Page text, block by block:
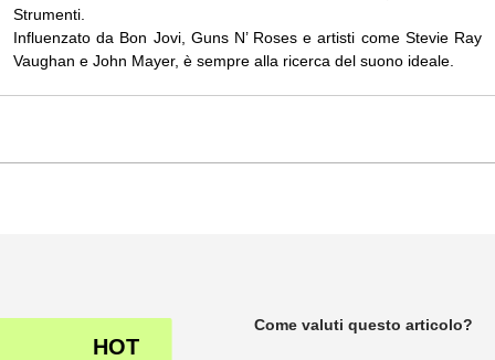
Strumenti.
Influenzato da Bon Jovi, Guns N’ Roses e artisti come Stevie Ray
Vaughan e John Mayer, è sempre alla ricerca del suono ideale.
HOT
Come valuti questo articolo?